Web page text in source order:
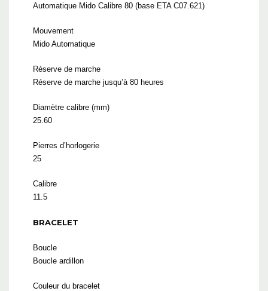
Automatique Mido Calibre 80 (base ETA C07.621)
Mouvement
Mido Automatique
Réserve de marche
Réserve de marche jusqu’à 80 heures
Diamètre calibre (mm)
25.60
Pierres d’horlogerie
25
Calibre
11.5
BRACELET
Boucle
Boucle ardillon
Couleur du bracelet